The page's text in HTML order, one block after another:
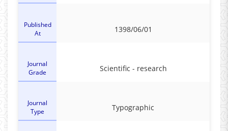
Published
At
1398/06/01
Journal
Grade
Scientific - research
Journal
Type
Typographic